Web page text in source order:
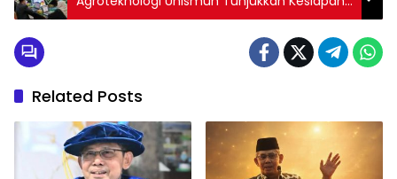
Menuju Akreditasi Unggul
Related Posts